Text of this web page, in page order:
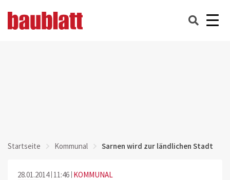
Startseite Kommunal Sarnen wird zur ländlichen Stadt
28.01.2014 11:46 KOMMUNAL